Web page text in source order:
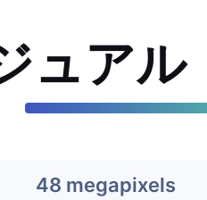
ュアル
48 megapixels